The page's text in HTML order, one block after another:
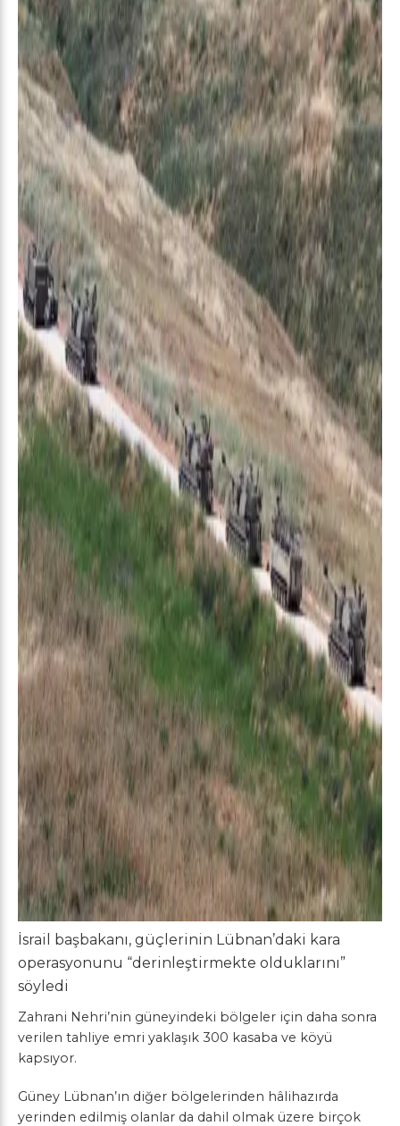
İsrail başbakanı, güçlerinin Lübnan’daki kara
operasyonunu “derinleştirmekte olduklarını”
söyledi
Zahrani Nehri’nin güneyindeki bölgeler için daha sonra
verilen tahliye emri yaklaşık 300 kasaba ve köyü
kapsıyor.
Güney Lübnan’ın diğer bölgelerinden hâlihazırda
yerinden edilmiş olanlar da dahil olmak üzere birçok